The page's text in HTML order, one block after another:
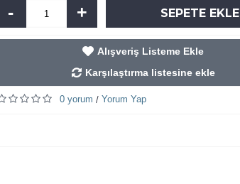
- + SEPETE EKLE
Alışveriş Listeme Ekle
Karşılaştırma listesine ekle
0 yorum / Yorum Yap